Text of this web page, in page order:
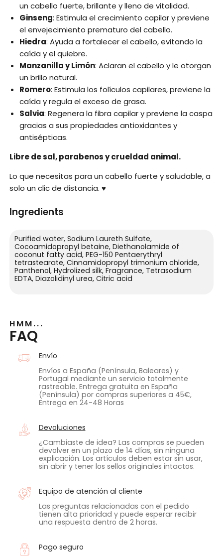
un cabello fuerte, brillante y lleno de vitalidad.
Ginseng: Estimula el crecimiento capilar y previene
el envejecimiento prematuro del cabello.
Hiedra: Ayuda a fortalecer el cabello, evitando la
caída y el quiebre.
Manzanilla y Limón: Aclaran el cabello y le otorgan
un brillo natural.
Romero: Estimula los folículos capilares, previene la
caída y regula el exceso de grasa.
Salvia: Regenera la fibra capilar y previene la caspa
gracias a sus propiedades antioxidantes y
antisépticas.
Libre de sal, parabenos y crueldad animal.
Lo que necesitas para un cabello fuerte y saludable, a
solo un clic de distancia. ♥
Ingredients
Purified water, Sodium Laureth Sulfate,
Cocoamidopropyl betaine, Diethanolamide of
coconut fatty acid, PEG-150 Pentaerythryl
tetrastearate, Cinnamidopropyl trimonium chloride,
Panthenol, Hydrolized silk, Fragrance, Tetrasodium
EDTA, Diazolidinyl urea, Citric acid
HMM...
FAQ
Envío
Envíos a España (Península, Baleares) y
Portugal mediante un servicio totalmente
rastreable. Entrega gratuita en España
(Península) por compras superiores a 45€,
Entrega en 24-48 Horas
Devoluciones
¿Cambiaste de idea? Las compras se pueden
devolver en un plazo de 14 días, sin ninguna
explicación. Los artículos deben estar sin usar,
sin abrir y tener los sellos originales intactos.
Equipo de atención al cliente
Las preguntas relacionadas con el pedido
tienen alta prioridad y puede esperar recibir
una respuesta dentro de 2 horas.
Pago seguro